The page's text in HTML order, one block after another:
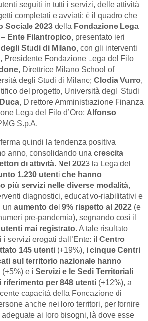
seguiti in tutti i servizi, delle attività
completati e avviati: è il quadro che
Sociale 2023 della Fondazione Lega
– Ente Filantropico, presentato ieri
Studi di Milano, con gli interventi
, Presidente Fondazione Lega del Filo
, Direttrice Milano School of
degli Studi di Milano; Clodia Vurro,
del progetto, Università degli Studi
, Direttore Amministrazione Finanza
Lega del Filo d’Oro; Alfonso
S.p.A.
quindi la tendenza positiva
anno, consolidando una crescita
di attività. Nel 2023 la Lega del
1.230 utenti che hanno
più servizi nelle diverse modalità,
diagnostici, educativo-riabilitativi e
un aumento del 9% rispetto al 2022 (e
pre-pandemia), segnando così il
mai registrato. A tale risultato
i servizi erogati dall’Ente: il Centro
145 utenti (+19%), i cinque Centri
sul territorio nazionale hanno
(+5%) e i Servizi e le Sedi Territoriali
per 848 utenti (+12%), a
capacità della Fondazione di
anche nei loro territori, per fornire
ai loro bisogni, là dove esse